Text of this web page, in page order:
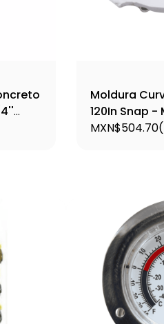
Moldura
120In Snap -
MXN$504.70